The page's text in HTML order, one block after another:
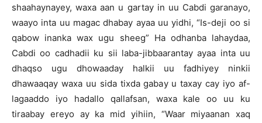
shaahaynayey, waxa aan u gartay in uu Cabdi garanayo,
waayo inta uu magac dhabay ayaa uu yidhi, “Is-deji oo si
qabow inanka wax ugu sheeg” Ha odhanba lahaydaa,
Cabdi oo cadhadii ku sii laba-jibbaarantay ayaa inta uu
dhaqso ugu dhowaaday halkii uu fadhiyey ninkii
dhawaaqay waxa uu sida tixda gabay u taxay cay iyo af-
lagaaddo iyo hadallo qallafsan, waxa kale oo uu ku
tiraabay ereyo ay ka mid yihiin, “Waar miyaanan xaq